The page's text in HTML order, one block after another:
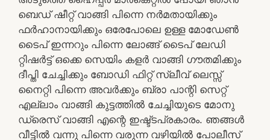
ബെഡ് ഷീറ്റ് വാങ്ങി പിന്നെ നർമതായിക്കും
ഫർഹാനായിക്കും ഒരേപോലെ ഉള്ള മോഡേൺ
ടൈപ് ഇന്നറും പിന്നെ ലോങ്ങ്‌ ടൈപ് ലേഡി
റ്റിഷർട്ട്‌ ഒക്കെ സെയിം കളർ വാങ്ങി ഗൗതമിക്കും
ദീപ്തി ചേച്ചിക്കും ബോഡി ഫിറ്റ്‌ സ്ലീവ് ലെസ്സ്
നൈറ്റി പിന്നെ അവർക്കും ബ്രാ പാന്റി സെറ്റ്
എല്ലാം വാങ്ങി കുട്ടത്തിൽ ചേച്ചിയുടെ മോനു
ഡ്രെസ് വാങ്ങി എന്റെ ഇഷ്ട്ടപ്രകാരം. ഞങ്ങൾ
വീട്ടിൽ വന്നു പിന്നെ വരുന്ന വഴിയിൽ പോലീസ്